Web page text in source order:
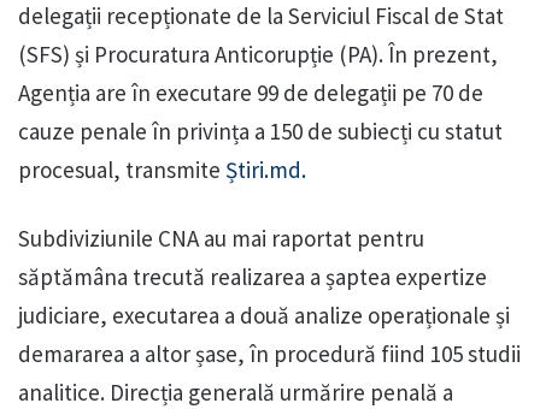
delegații recepționate de la Serviciul Fiscal de Stat
(SFS) și Procuratura Anticorupție (PA). În prezent,
Agenția are în executare 99 de delegații pe 70 de
cauze penale în privința a 150 de subiecți cu statut
procesual, transmite Știri.md.
Subdiviziunile CNA au mai raportat pentru
săptămâna trecută realizarea a șaptea expertize
judiciare, executarea a două analize operaționale și
demararea a altor șase, în procedură fiind 105 studii
analitice. Direcția generală urmărire penală a